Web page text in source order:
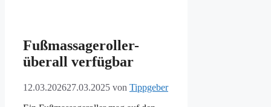
Fußmassageroller-
überall verfügbar
12.03.202627.03.2025 von Tippgeber